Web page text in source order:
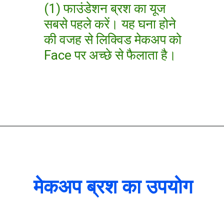
(1) फाउंडेशन ब्रश का यूज
सबसे पहले करें। यह घना होने
की वजह से लिक्विड मेकअप को
Face पर अच्छे से फैलाता है।
मेकअप ब्रश का उपयोग